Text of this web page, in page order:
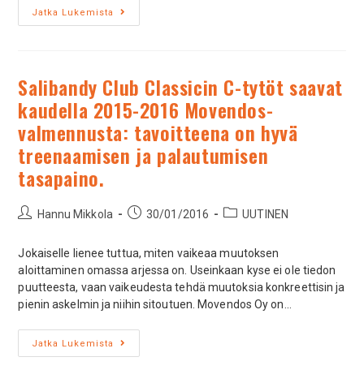
Jatka Lukemista
Salibandy Club Classicin C-tytöt saavat
kaudella 2015-2016 Movendos-
valmennusta: tavoitteena on hyvä
treenaamisen ja palautumisen
tasapaino.
Hannu Mikkola 30/01/2016 UUTINEN
Jokaiselle lienee tuttua, miten vaikeaa muutoksen
aloittaminen omassa arjessa on. Useinkaan kyse ei ole tiedon
puutteesta, vaan vaikeudesta tehdä muutoksia konkreettisin ja
pienin askelmin ja niihin sitoutuen. Movendos Oy on…
Jatka Lukemista